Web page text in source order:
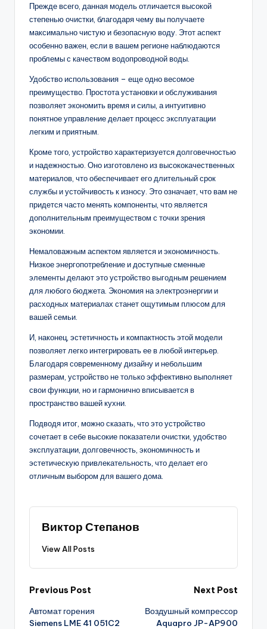
Прежде всего, данная модель отличается высокой
степенью очистки, благодаря чему вы получаете
максимально чистую и безопасную воду. Этот аспект
особенно важен, если в вашем регионе наблюдаются
проблемы с качеством водопроводной воды.
Удобство использования – еще одно весомое
преимущество. Простота установки и обслуживания
позволяет экономить время и силы, а интуитивно
понятное управление делает процесс эксплуатации
легким и приятным.
Кроме того, устройство характеризуется долговечностью
и надежностью. Оно изготовлено из высококачественных
материалов, что обеспечивает его длительный срок
службы и устойчивость к износу. Это означает, что вам не
придется часто менять компоненты, что является
дополнительным преимуществом с точки зрения
экономии.
Немаловажным аспектом является и экономичность.
Низкое энергопотребление и доступные сменные
элементы делают это устройство выгодным решением
для любого бюджета. Экономия на электроэнергии и
расходных материалах станет ощутимым плюсом для
вашей семьи.
И, наконец, эстетичность и компактность этой модели
позволяет легко интегрировать ее в любой интерьер.
Благодаря современному дизайну и небольшим
размерам, устройство не только эффективно выполняет
свои функции, но и гармонично вписывается в
пространство вашей кухни.
Подводя итог, можно сказать, что это устройство
сочетает в себе высокие показатели очистки, удобство
эксплуатации, долговечность, экономичность и
эстетическую привлекательность, что делает его
отличным выбором для вашего дома.
Виктор Степанов
View All Posts
Post
navigation
Previous Post
Автомат горения
Siemens LME 41 051C2
Next Post
Воздушный компрессор
Aquapro JP-AP900